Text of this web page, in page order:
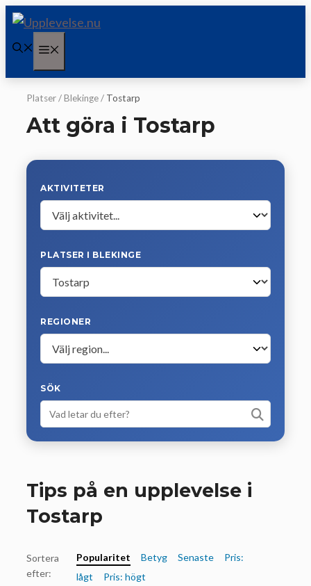
Hoppa
innehåll
Platser/Blekinge/ Tostarp
Att göra i Tostarp
AKTIVITETER
PLATSER I BLEKINGE
REGIONER
SÖK
Tips på en upplevelse i
Tostarp
Sortera
efter:
Popularitet Betyg Senaste
Pris:
lågt
Pris: högt